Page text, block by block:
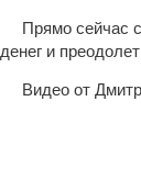
Прямо сейчас
денег и
Видео от